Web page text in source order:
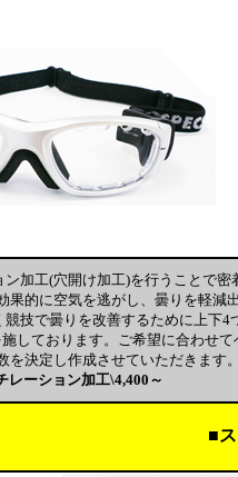
ン加工(穴開け加工)を行うことで密
果的に空気を逃がし、曇りを軽減
技で曇りを改善するために上下4
しております。ご希望に合わせて
を決定し作成させていただきます
レーション加工\4,400～
■